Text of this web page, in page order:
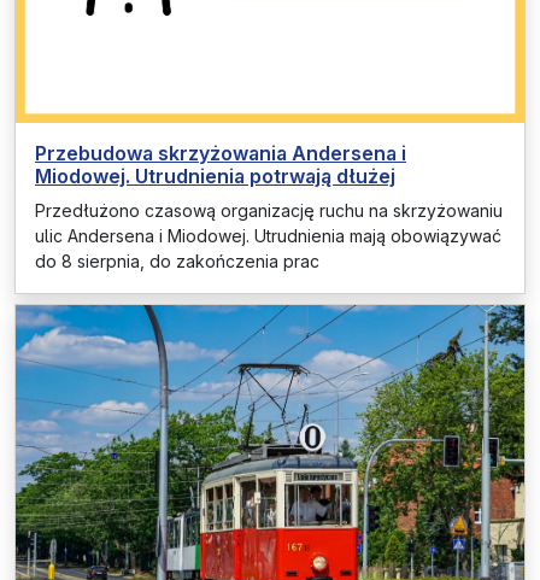
Przebudowa skrzyżowania Andersena i
Miodowej. Utrudnienia potrwają dłużej
Przedłużono czasową organizację ruchu na skrzyżowaniu
ulic Andersena i Miodowej. Utrudnienia mają obowiązywać
do 8 sierpnia, do zakończenia prac